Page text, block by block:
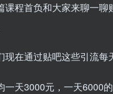
课程首负和大家来聊一
现在通过贴吧这些引流
一天3000元，一天6000